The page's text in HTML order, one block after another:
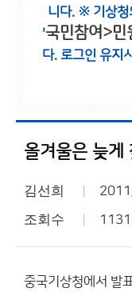
니다. ※ 기상청
'국민참여>민
다. 로그인 유지
올겨울은 늦게
김선희
조회수
중국기상청에서 발